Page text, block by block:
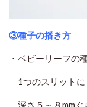
③種子の播き方
・ベビーリーフの
1つのスリットに
深さ５～８mmぐ